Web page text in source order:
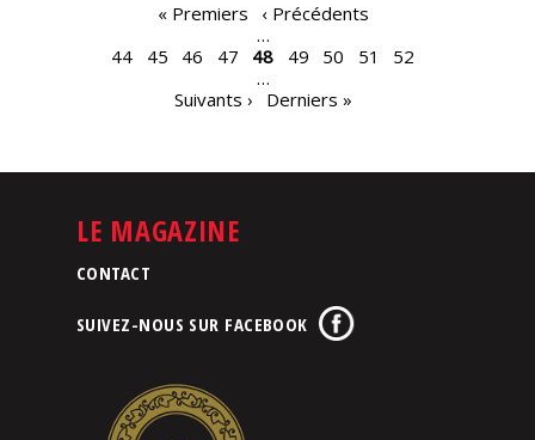
« Premiers
‹ Précédents
…
44
45 46 47 48 49 50 51
52
…
Suivants ›
Derniers »
LE MAGAZINE
CONTACT
SUIVEZ-NOUS SUR FACEBOOK